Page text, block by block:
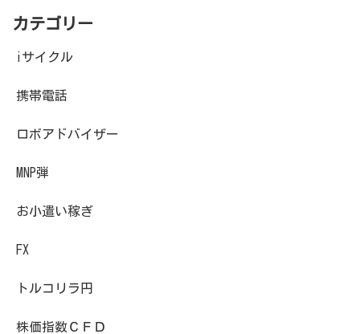
カテゴリー
iサイクル
携帯電話
ロボアドバイザー
MNP弾
お小遣い稼ぎ
FX
トルコリラ円
株価指数ＣＦＤ